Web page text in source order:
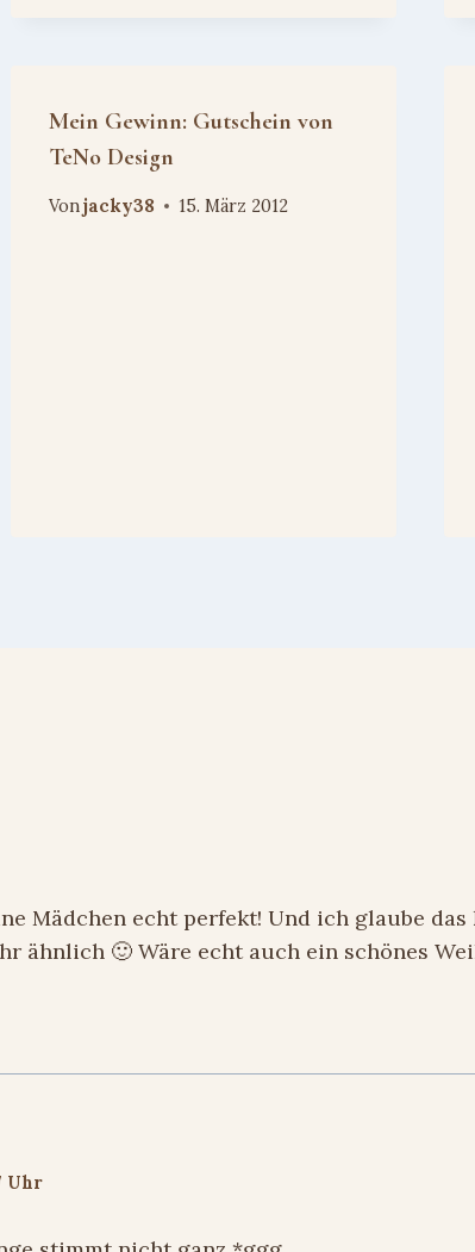
Mein Gewinn: Gutschein von
TeNo Design
Vonjacky38 15. März 2012
Mädchen echt perfekt! Und ich glaube
ähnlich 🙂 Wäre echt auch ein schönes
Uhr